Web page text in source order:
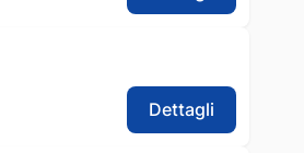
Dettagli